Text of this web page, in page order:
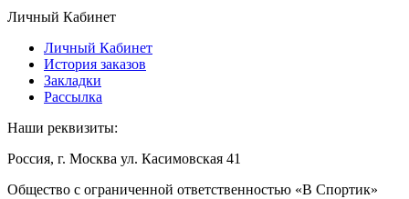
Личный Кабинет
Личный Кабинет
История заказов
Закладки
Рассылка
Наши реквизиты:
Россия, г. Москва ул. Касимовская 41
Общество с ограниченной ответственностью «В Спортик»